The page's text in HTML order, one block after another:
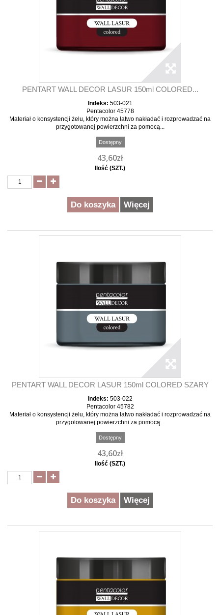
PENTART WALL DECOR LASUR 150ml COLORED...
Indeks: 503-021
Pentacolor 45778
Materiał o konsystencji żelu, który można łatwo nakładać i rozprowadzać na
przygotowanej powierzchni za pomocą...
Dostępny
43,60zł
Ilość (SZT.)
Do koszyka Więcej
PENTART WALL DECOR LASUR 150ml COLORED SZARY
Indeks: 503-022
Pentacolor 45782
Materiał o konsystencji żelu, który można łatwo nakładać i rozprowadzać na
przygotowanej powierzchni za pomocą...
Dostępny
43,60zł
Ilość (SZT.)
Do koszyka Więcej